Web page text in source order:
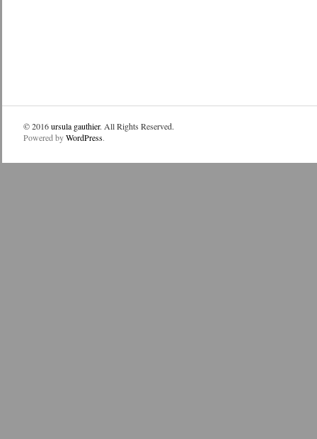
© 2016ursula gauthier. All Rights Reserved.
Powered byWordPress.